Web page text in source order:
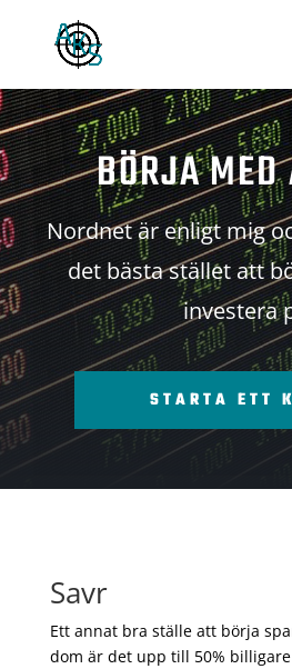
BÖRJA
Nordnet är enligt mig
det bästa stället att
investera
STARTA ETT
Savr
Ett annat bra ställe att börja
dom är det upp till 50%